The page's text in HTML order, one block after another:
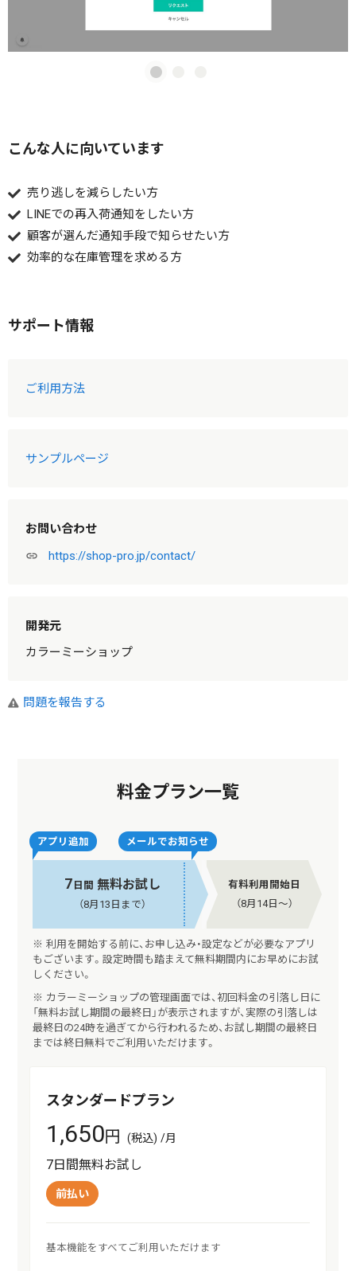
こんな人に向いています
売り逃しを減らしたい方
LINEでの再入荷通知をしたい方
顧客が選んだ通知手段で知らせたい方
効率的な在庫管理を求める方
サポート情報
ご利用方法
サンプルページ
お問い合わせ
link https://shop-pro.jp/contact/
開発元
カラーミーショップ
問題を報告する
料金プラン一覧
アプリ追加 メールでお知らせ
7 日間 無料お試し
（8月13日まで）
有料利用開始日
（8月14日〜）
※ 利用を開始する前に、お申し込み・設定などが必要なアプリ
もございます。設定時間も踏まえて無料期間内にお早めにお試
しください。
※ カラーミーショップの管理画面では、初回料金の引落し日に
「無料お試し期間の最終日」が表示されますが、実際の引落しは
最終日の24時を過ぎてから行われるため、お試し期間の最終日
までは終日無料でご利用いただけます。
スタンダードプラン
1,650円 (税込) /月
7日間無料お試し
前払い
基本機能をすべてご利用いただけます